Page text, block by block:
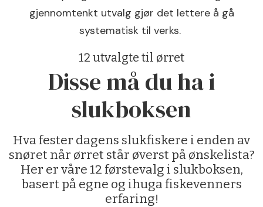
gjennomtenkt utvalg gjør det lettere å gå
systematisk til verks.
12 utvalgte til ørret
Disse må du ha i
slukboksen
Hva fester dagens slukfiskere i enden av
snøret når ørret står øverst på ønskelista?
Her er våre 12 førstevalg i slukboksen,
basert på egne og ihuga fiskevenners
erfaring!